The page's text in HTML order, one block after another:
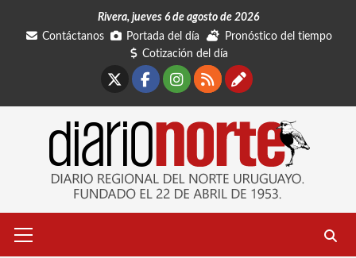
Rivera, jueves 6 de agosto de 2026
Contáctanos
Portada del día
Pronóstico del tiempo
Cotización del día
Facebook
Instagram
RSSContáctanos
primario